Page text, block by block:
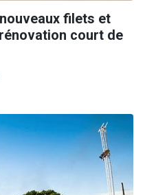
filets et
court de